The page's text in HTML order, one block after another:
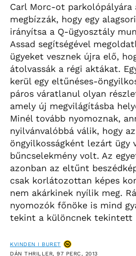
Carl Morc-ot parkolópályára
megbízzák, hogy egy
irányítsa a Q-ügyosztály
Assad segítségével
ügyeket vesznek újra elő,
átolvassák a régi aktákat.
kerül egy eltűnéses-
páros váratlanul olyan
amely új megvilágításba
Minél tovább nyomoznak,
nyilvánvalóbbá válik, hogy az
öngyilkosságként lezárt ügy
bűncselekmény volt. Az
azonban az eltűnt
csak korlátozottan képes
nem akárkinek nyílik meg.
nyomozók főnöke is mind
tekint a különcnek tekintett
KVINDEN I BURET
DÁN THRILLER, 97 PERC, 2013